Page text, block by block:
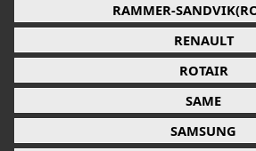
RAMMER-
RENAULT
ROTAIR
SAME
SAMSUNG